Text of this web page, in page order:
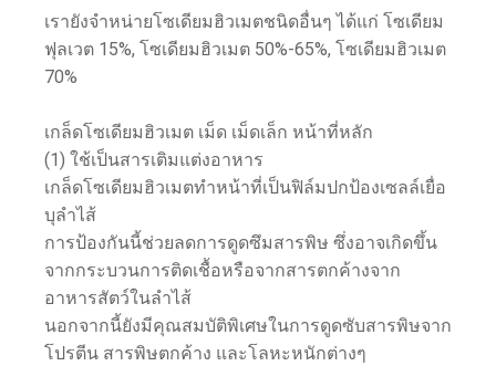
เรายังจำหน่ายโซเดียมฮิวเมตชนิดอื่นๆ ได้แก่ โซเดียม
ฟุลเวต 15%, โซเดียมฮิวเมต 50%-65%, โซเดียมฮิวเมต
70%
เกล็ดโซเดียมฮิวเมต เม็ด เม็ดเล็ก หน้าที่หลัก
(1) ใช้เป็นสารเติมแต่งอาหาร
เกล็ดโซเดียมฮิวเมตทำหน้าที่เป็นฟิล์มปกป้องเซลล์เยื่อ
บุลำไส้
การป้องกันนี้ช่วยลดการดูดซึมสารพิษ ซึ่งอาจเกิดขึ้น
จากกระบวนการติดเชื้อหรือจากสารตกค้างจาก
อาหารสัตว์ในลำไส้
นอกจากนี้ยังมีคุณสมบัติพิเศษในการดูดซับสารพิษจาก
โปรตีน สารพิษตกค้าง และโลหะหนักต่างๆ